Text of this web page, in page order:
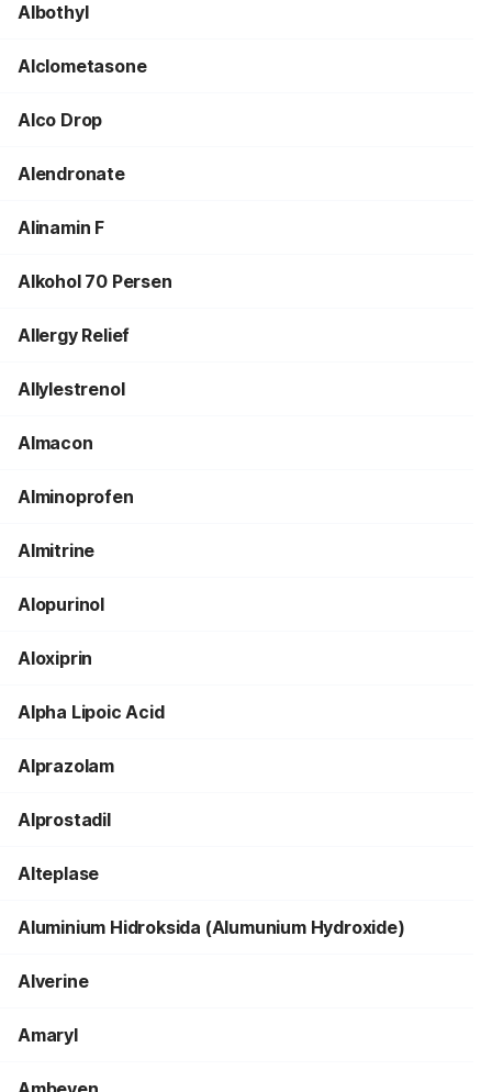
Albothyl
Alclometasone
Alco Drop
Alendronate
Alinamin F
Alkohol 70 Persen
Allergy Relief
Allylestrenol
Almacon
Alminoprofen
Almitrine
Alopurinol
Aloxiprin
Alpha Lipoic Acid
Alprazolam
Alprostadil
Alteplase
Aluminium Hidroksida (Alumunium Hydroxide)
Alverine
Amaryl